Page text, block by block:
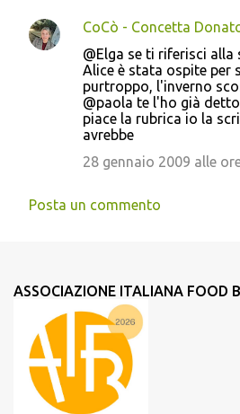
CoCò - Concetta
@Elga se ti riferisci alla
Alice è stata ospite per
purtroppo, l'inverno
@paola te l'ho già
piace la rubrica io la
avrebbe
28 gennaio 2009 alle
Posta un commento
ASSOCIAZIONE ITALIANA FOOD